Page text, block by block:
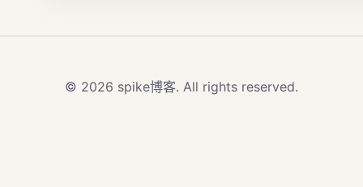
© 2026 spike博客. All rights reserved.